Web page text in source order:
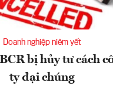
Doanh nghiệp niêm yết
bị hủy tư cách
ty đại chúng